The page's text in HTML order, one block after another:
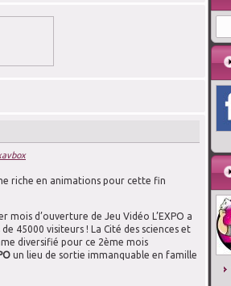
riche en animations pour cette fin
mois d’ouverture de Jeu Vidéo L’EXPO a
45000 visiteurs ! La Cité des sciences et
diversifié pour ce 2ème mois
un lieu de sortie immanquable en famille